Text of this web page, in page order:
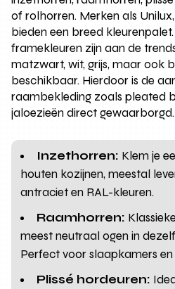
of rolhorren. Merken als
bieden een breed
framekleuren zijn aan de
matzwart, wit, grijs, maar ook
beschikbaar. Hierdoor is de
raambekleding zoals pleated
jaloezieën direct gewaarborgd.
Inzethorren: Klem je
houten kozijnen, meestal
antraciet en RAL-kleuren.
Raamhorren:
meest neutraal ogen in
Perfect voor slaapkamers
Plissé hordeuren: